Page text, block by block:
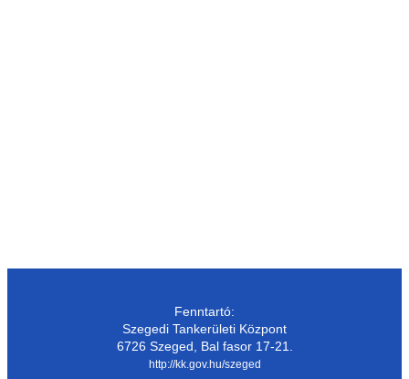
Fenntartó:
Szegedi Tankerületi Központ
6726 Szeged, Bal fasor 17-21.
http://kk.gov.hu/szeged